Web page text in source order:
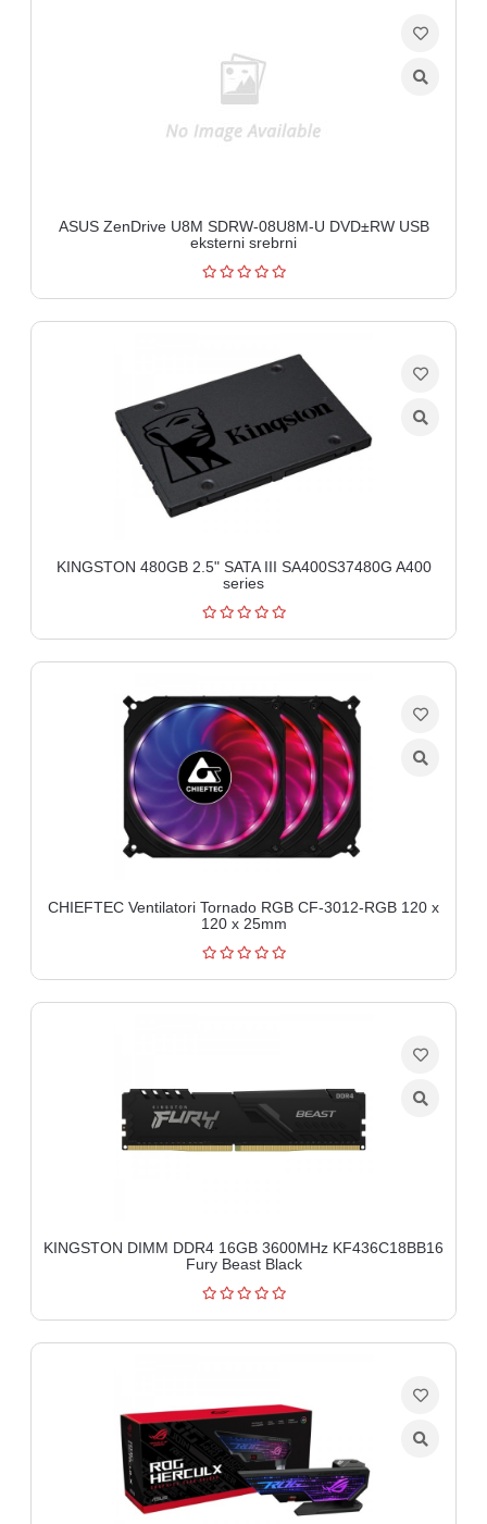
ASUS ZenDrive U8M SDRW-08U8M-U DVD±RW USB
eksterni srebrni
KINGSTON 480GB 2.5" SATA III SA400S37480G A400
series
CHIEFTEC Ventilatori Tornado RGB CF-3012-RGB 120 x
120 x 25mm
KINGSTON DIMM DDR4 16GB 3600MHz KF436C18BB16
Fury Beast Black